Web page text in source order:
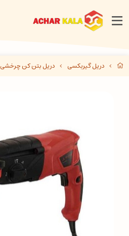
دریل گیربکسی دریل بتن کن چرخشی ۲۶ میلی متر محک مدل HDM-26